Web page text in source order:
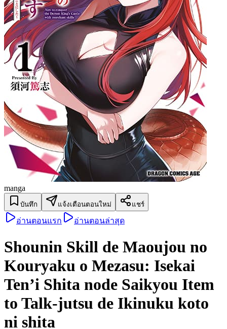
manga
บันทึก แจ้งเตือนตอนใหม่ แชร์
อ่านตอนแรก อ่านตอนล่าสุด
Shounin Skill de Maoujou no
Kouryaku o Mezasu: Isekai
Ten’i Shita node Saikyou Item
to Talk-jutsu de Ikinuku koto
ni shita